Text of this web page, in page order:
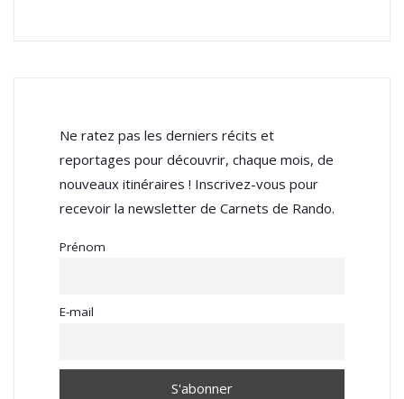
Ne ratez pas les derniers récits et
reportages pour découvrir, chaque mois, de
nouveaux itinéraires ! Inscrivez-vous pour
recevoir la newsletter de Carnets de Rando.
Prénom
E-mail